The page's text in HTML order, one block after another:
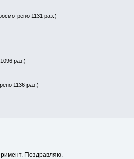
1131 раз.)
раз.)
1136 раз.)
Поздравляю.